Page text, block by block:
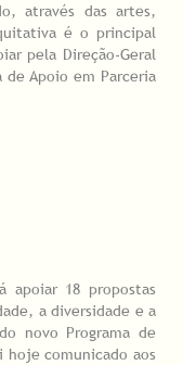
através das artes,
é o principal
pela Direção-Geral
de Apoio em Parceria
apoiar 18 propostas
a diversidade e a
novo Programa de
comunicado aos